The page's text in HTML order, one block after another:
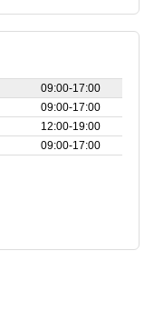
09:00‑17:00
09:00‑17:00
12:00‑19:00
09:00‑17:00